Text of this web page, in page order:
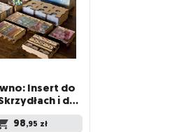
Insert do
gry Na Skrzydłach i dodatków
98,95 zł